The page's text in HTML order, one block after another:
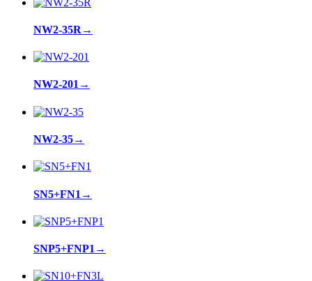
NW2-35R →
NW2-201→
NW2-35→
SN5+FN1 →
SNP5+FNP1 →